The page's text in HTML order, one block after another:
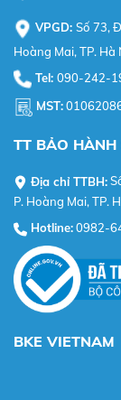
VPGD: Số 73,
Hoàng Mai, TP. Hà
Tel: 090-242-
MST:
TT BẢO HÀNH
Địa chỉ TTBH:
P. Hoàng Mai, TP.
Hotline:0982-
BKE VIETNAM